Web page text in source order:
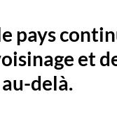
pays
et
delà.